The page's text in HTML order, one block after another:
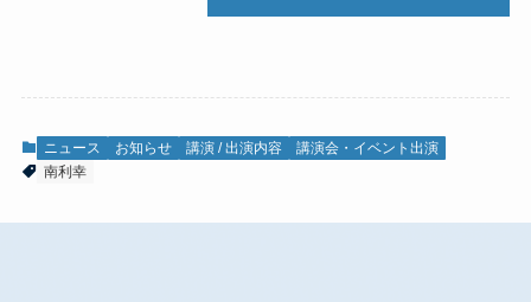
ニュース お知らせ 講演 / 出演内容
講演会・イベント出演
南利幸